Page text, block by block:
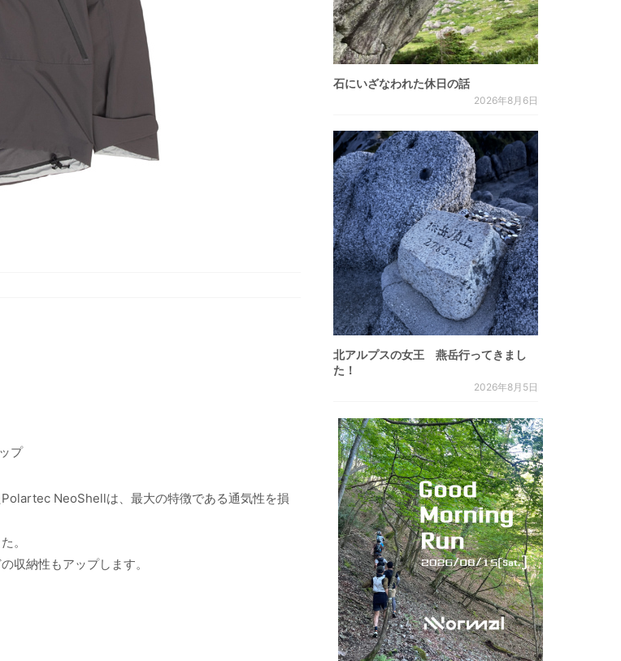
プ
NeoShellは、最大の特徴である通気性を損
。
収納性もアップします。
石にいざなわれた休日の話
2026年8月6日
北アルプスの女王 燕岳行ってきまし
た！
2026年8月5日